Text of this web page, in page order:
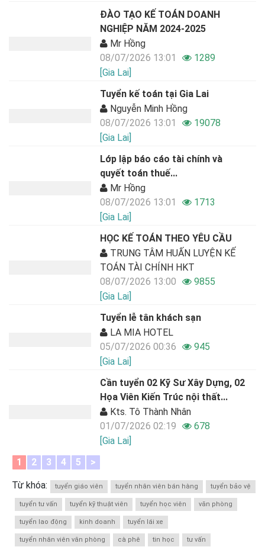
ĐÀO TẠO KẾ TOÁN DOANH
NGHIỆP NĂM 2024-2025
Mr Hồng
08/07/2026 13:01
1289
[Gia Lai]
Tuyển kế toán tại Gia Lai
Nguyễn Minh Hồng
08/07/2026 13:01
19078
[Gia Lai]
Lớp lập báo cáo tài chính và
quyết toán thuế...
Mr Hồng
08/07/2026 13:01
1713
[Gia Lai]
HỌC KẾ TOÁN THEO YÊU CẦU
TRUNG TÂM HUẤN LUYỆN KẾ
TOÁN TÀI CHÍNH HKT
08/07/2026 13:00
9855
[Gia Lai]
Tuyển lễ tân khách sạn
LA MIA HOTEL
05/07/2026 00:36
945
[Gia Lai]
Cần tuyển 02 Kỹ Sư Xây Dựng, 02
Họa Viên Kiến Trúc nội thất...
Kts. Tô Thành Nhân
01/07/2026 02:19
678
[Gia Lai]
1
2 3 4 5 >
Từ khóa: tuyển giáo viên tuyển nhân viên bán hàng tuyển bảo vệ
tuyển tư vấn tuyển kỹ thuật viên tuyển học viên văn phòng
tuyển lao động kinh doanh tuyển lái xe
tuyển nhân viên văn phòng cà phê tin học tư vấn